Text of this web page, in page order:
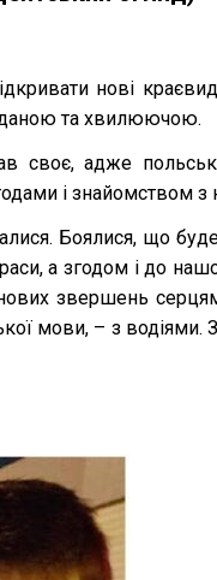
нові
та хвилюючою.
адже
і знайомством
Боялися, що
а згодом і до
звершень
мови, – з водіями.